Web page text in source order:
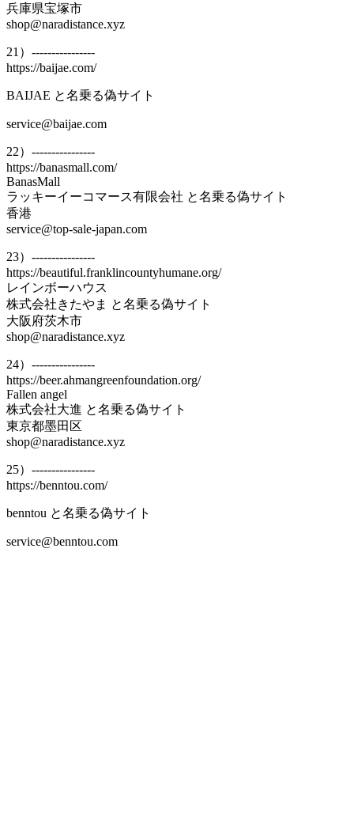
兵庫県宝塚市
shop@naradistance.xyz
21）----------------
https://baijae.com/
BAIJAE と名乗る偽サイト
service@baijae.com
22）----------------
https://banasmall.com/
BanasMall
ラッキーイーコマース有限会社 と名乗る偽サイト
香港
service@top-sale-japan.com
23）----------------
https://beautiful.franklincountyhumane.org/
レインボーハウス
株式会社きたやま と名乗る偽サイト
大阪府茨木市
shop@naradistance.xyz
24）----------------
https://beer.ahmangreenfoundation.org/
Fallen angel
株式会社大進 と名乗る偽サイト
東京都墨田区
shop@naradistance.xyz
25）----------------
https://benntou.com/
benntou と名乗る偽サイト
service@benntou.com